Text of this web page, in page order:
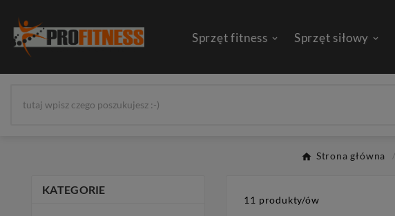
Sprzęt fitness Sprzęt siłowy
Strona główna
KATEGORIE
11 produkty/ów